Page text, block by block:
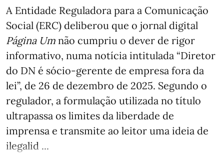
A Entidade Reguladora para a Comunicação
Social (ERC) deliberou que o jornal digital
Página Um não cumpriu o dever de rigor
informativo, numa notícia intitulada “Diretor
do DN é sócio‑gerente de empresa fora da
lei”, de 26 de dezembro de 2025. Segundo o
regulador, a formulação utilizada no título
ultrapassa os limites da liberdade de
imprensa e transmite ao leitor uma ideia de
ilegalid ...